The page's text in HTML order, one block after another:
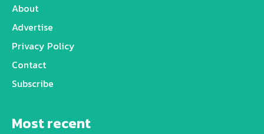
About
Advertise
Privacy Policy
Contact
Subscribe
Most recent